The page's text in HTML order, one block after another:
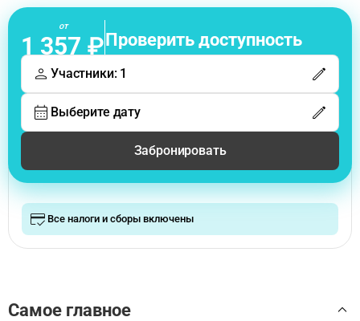
от
1 357 ₽ Проверить доступность
Участники: 1
Выберите дату
Забронировать
Все налоги и сборы включены
Самое главное